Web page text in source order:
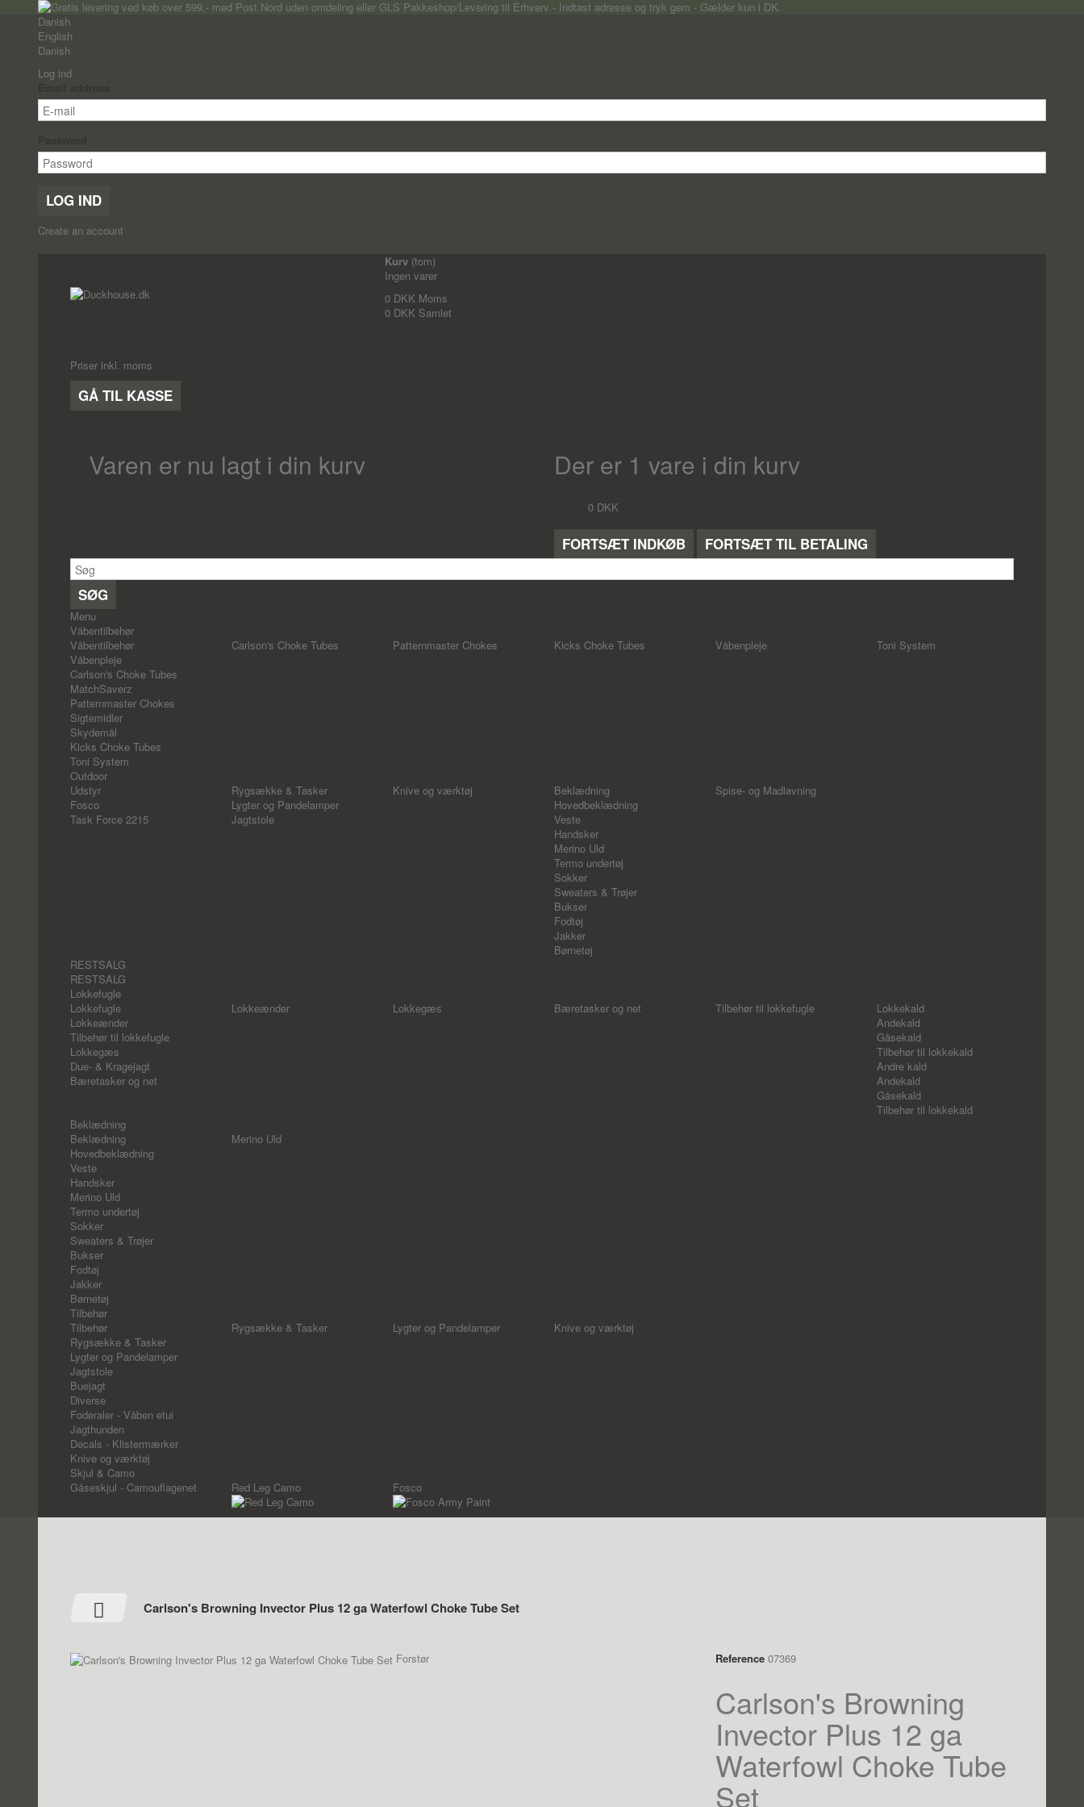
Danish
English
Danish
Log ind
LOG IND
Create an account
Kurv (tom)
Ingen varer
0 DKK Moms
0 DKK Samlet
Priser inkl. moms
GÅ TIL KASSE
Varen er nu lagt i din kurv Der er 1 vare i din kurv
0 DKK
FORTSÆT INDKØB FORTSÆT TIL BETALING
SØG
Menu
Våbentilbehør
Våbentilbehør
Våbenpleje
Carlson's Choke Tubes
MatchSaverz
Patternmaster Chokes
Sigtemidler
Skydemål
Kicks Choke Tubes
Toni System
Carlson's Choke Tubes Patternmaster Chokes Kicks Choke Tubes Våbenpleje Toni System
Outdoor
Udstyr
Fosco
Task Force 2215
Rygsække & Tasker
Lygter og Pandelamper
Jagtstole
Knive og værktøj
Beklædning
Hovedbeklædning
Veste
Handsker
Merino Uld
Termo undertøj
Sokker
Sweaters & Trøjer
Bukser
Fodtøj
Jakker
Børnetøj
Spise- og Madlavning
RESTSALG
RESTSALG
Lokkefugle
Lokkefugle
Lokkeænder
Tilbehør til lokkefugle
Lokkegæs
Due- & Kragejagt
Bæretasker og net
Lokkeænder Lokkegæs Bæretasker og net Tilbehør til lokkefugle
Lokkekald
Andekald
Gåsekald
Tilbehør til lokkekald
Andre kald
Andekald
Gåsekald
Tilbehør til lokkekald
Beklædning
Beklædning
Hovedbeklædning
Veste
Handsker
Merino Uld
Termo undertøj
Sokker
Sweaters & Trøjer
Bukser
Fodtøj
Jakker
Børnetøj
Merino Uld
Tilbehør
Tilbehør
Rygsække & Tasker
Lygter og Pandelamper
Jagtstole
Buejagt
Diverse
Foderaler - Våben etui
Jagthunden
Decals - Klistermærker
Knive og værktøj
Rygsække & Tasker Lygter og Pandelamper Knive og værktøj
Skjul & Camo
Gåseskjul - Camouflagenet
Red Leg Camo Fosco
Carlson's Browning Invector Plus 12 ga Waterfowl Choke Tube Set
Forstør Reference 07369
Carlson's Browning
Invector Plus 12 ga
Waterfowl Choke Tube
Set